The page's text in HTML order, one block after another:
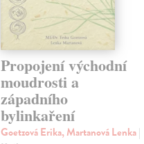
Propojení východní
moudrosti a
západního
bylinkaření
Goetzová Erika, Martanová Lenka|